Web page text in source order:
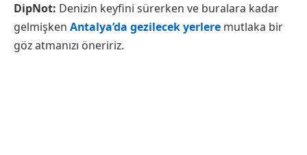
DipNot: Denizin keyfini sürerken ve buralara kadar
gelmişken Antalya’da gezilecek yerlere mutlaka bir
göz atmanızı öneririz.